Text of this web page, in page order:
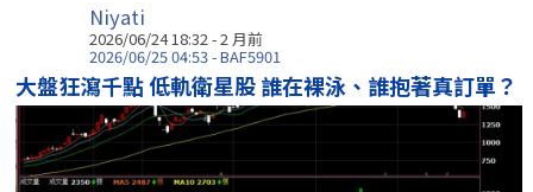
Niyati
2026/06/24 18:32 - 2 月前
2026/06/25 04:53 - BAF5901
大盤狂瀉千點 低軌衛星股 誰在裸泳、誰抱著真訂單？